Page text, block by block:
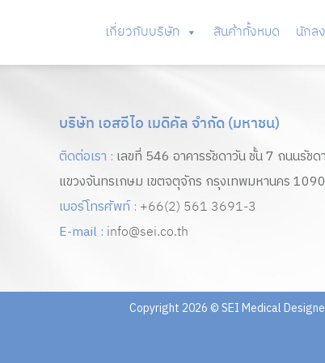
เกี่ยวกับบริษัท สินค้าทั้งหมด นักล
บริษัท เอสอีไอ เมดิคัล จำกัด (มหาชน)
ติดต่อเรา : เลขที่ 546 อาคารรัชดาวัน ชั้น 7 ถนนรัชด
แขวงจันทรเกษม เขตจตุจักร กรุงเทพมหานคร
เบอร์โทรศัพท์ : +66(2) 561 3691-3
E-mail : info@sei.co.th
Copyright 2026 © SEI Medical